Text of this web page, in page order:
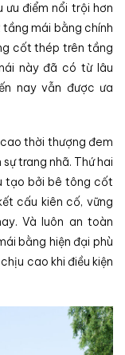
điểm nổi trội hơn
tầng mái bằng chính
cốt thép trên tầng
này đã có từ lâu
nay vẫn được ưa
thời thượng đem
trang nhã. Thứ hai
tạo bởi bê tông cốt
cấu kiên cố, vững
Và luôn an toàn
bằng hiện đại phù
cao khi điều kiện